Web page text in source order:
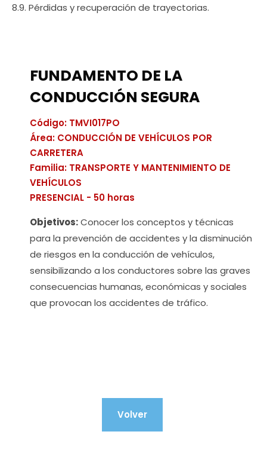
8.9. Pérdidas y recuperación de trayectorias.
FUNDAMENTO DE LA
CONDUCCIÓN SEGURA
Código: TMVI017PO
Área: CONDUCCIÓN DE VEHÍCULOS POR
CARRETERA
Familia: TRANSPORTE Y MANTENIMIENTO DE
VEHÍCULOS
PRESENCIAL - 50 horas
Objetivos:Conocer los conceptos y técnicas
para la prevención de accidentes y la disminución
de riesgos en la conducción de vehículos,
sensibilizando a los conductores sobre las graves
consecuencias humanas, económicas y sociales
que provocan los accidentes de tráfico.
Volver